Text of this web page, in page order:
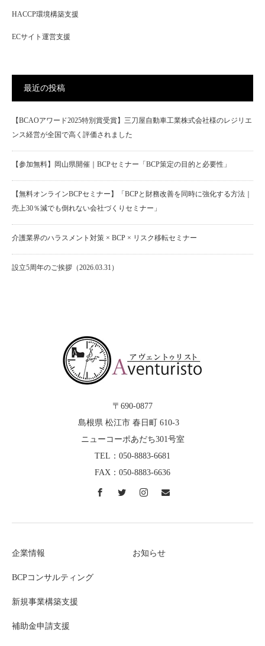
HACCP環境構築支援
ECサイト運営支援
最近の投稿
【BCAOアワード2025特別賞受賞】三刀屋自動車工業株式会社様のレジリエ
ンス経営が全国で高く評価されました
【参加無料】岡山県開催｜BCPセミナー「BCP策定の目的と必要性」
【無料オンラインBCPセミナー】「BCPと財務改善を同時に強化する方法｜
売上30％減でも倒れない会社づくりセミナー」
介護業界のハラスメント対策 × BCP × リスク移転セミナー
設立5周年のご挨拶（2026.03.31）
〒690-0877
島根県 松江市 春日町 610-3
ニューコーポあだち301号室
TEL：050-8883-6681
FAX：050-8883-6636
企業情報
BCPコンサルティング
新規事業構築支援
補助金申請支援
お知らせ